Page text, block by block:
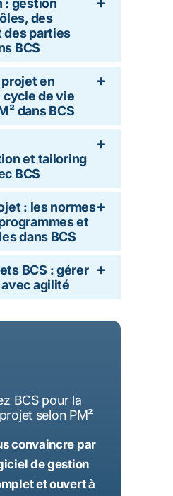
: gestion
des
des parties
BCS
en
cycle de vie
dans BCS
et tailoring
BCS
: les normes
et
dans BCS
BCS : gérer
agilité
BCS pour la
selon PM²
convaincre par
de gestion
et ouvert à